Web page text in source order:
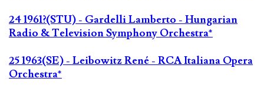
24 1961?(STU) - Gardelli Lamberto - Hungarian
Radio & Television Symphony Orchestra*
25 1963(SE) - Leibowitz René - RCA Italiana Opera
Orchestra*